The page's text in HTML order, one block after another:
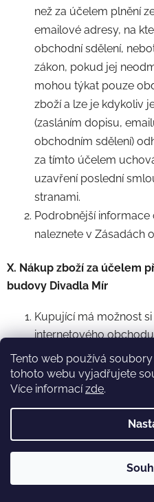
Tento web používá
tohoto webu vyjadřujete
Více informacízde.
než za účelem plnění
emailové adresy, na
obchodní sdělení,
zákon, pokud jej
mohou týkat pouze
zboží a lze je kdykoliv
(zasláním dopisu,
obchodním sdělení)
za tímto účelem
uzavření poslední
stranami.
Podrobnější
naleznete v Zásadách
X. Nákup zboží za účelem
budovy Divadla Mír
Kupující má možnost
internetového
kategorie „ nová scéna
„Kategorie“). Výtěžek
prodávající zamýšlí
stavby nové scény
Nákup zboží z této
podmínkami, s
upravených práv a